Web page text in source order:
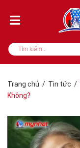
Trang chủ / Tin tức /
Không?